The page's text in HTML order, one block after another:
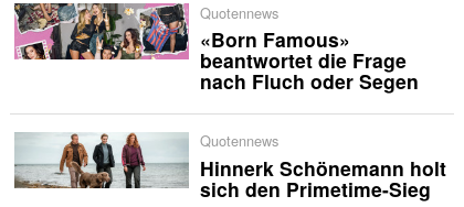
Quotennews
«Born Famous»
beantwortet die Frage
nach Fluch oder Segen
Quotennews
Hinnerk Schönemann holt
sich den Primetime-Sieg